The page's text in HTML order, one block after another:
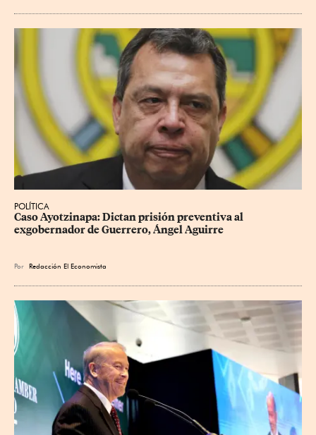
POLÍTICA
Caso Ayotzinapa: Dictan prisión preventiva al
exgobernador de Guerrero, Ángel Aguirre
Por Redacción El Economista